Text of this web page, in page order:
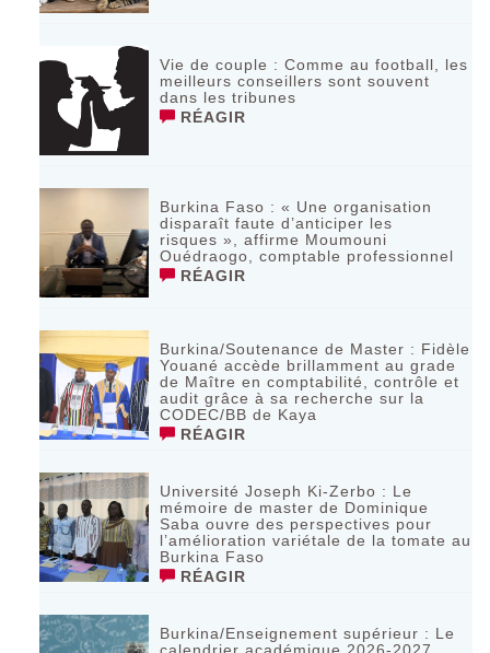
Vie de couple : Comme au football, les
meilleurs conseillers sont souvent
dans les tribunes
RÉAGIR
Burkina Faso : « Une organisation
disparaît faute d’anticiper les
risques », affirme Moumouni
Ouédraogo, comptable professionnel
RÉAGIR
Burkina/Soutenance de Master : Fidèle
Youané accède brillamment au grade
de Maître en comptabilité, contrôle et
audit grâce à sa recherche sur la
CODEC/BB de Kaya
RÉAGIR
Université Joseph Ki-Zerbo : Le
mémoire de master de Dominique
Saba ouvre des perspectives pour
l’amélioration variétale de la tomate au
Burkina Faso
RÉAGIR
Burkina/Enseignement supérieur : Le
calendrier académique 2026-2027